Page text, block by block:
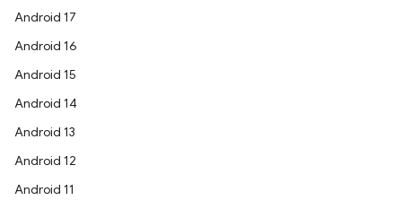
Android 17
Android 16
Android 15
Android 14
Android 13
Android 12
Android 11